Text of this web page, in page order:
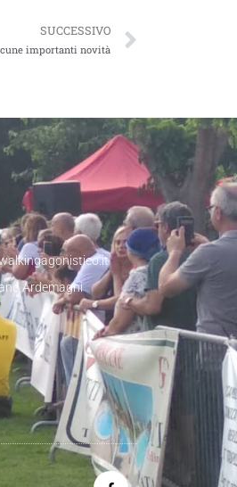
SUCCESSIVO
importanti novità
Ardemagni